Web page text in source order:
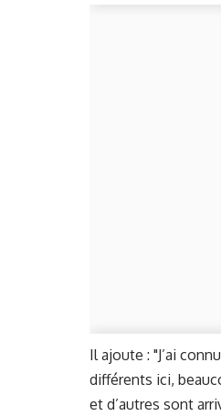
Il ajoute : "J’ai
différents ici,
et d’autres sont